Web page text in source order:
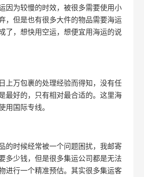
因为较慢的时效，被很多需要使用小
，但是也有很多大件的物品需要海运
了，想快用空运，想便宜用海运的说
上万包裹的处理经验而得知，没有任
最好的，只有相对最合适的。这里海
用国际专线。
的时候经常被一个问题困扰，我邮寄
多少钱，但是很多集运公司都是无法
进行一个精准预估。其实很多集运客